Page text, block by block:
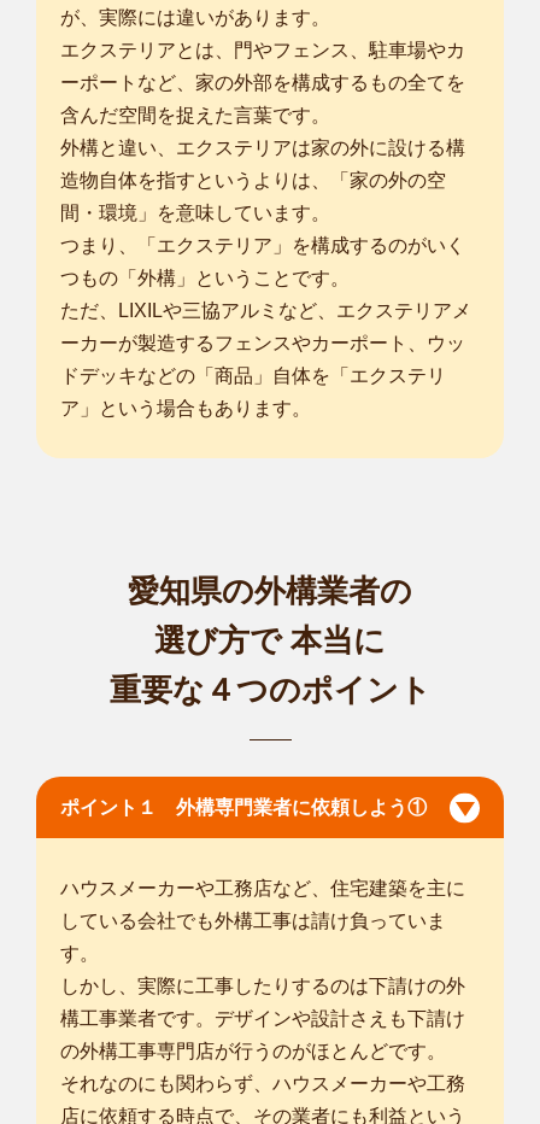
が、実際には違いがあります。
エクステリアとは、門やフェンス、駐車場やカ
ーポートなど、家の外部を構成するもの全てを
含んだ空間を捉えた言葉です。
外構と違い、エクステリアは家の外に設ける構
造物自体を指すというよりは、「家の外の空
間・環境」を意味しています。
つまり、「エクステリア」を構成するのがいく
つもの「外構」ということです。
ただ、LIXILや三協アルミなど、エクステリアメ
ーカーが製造するフェンスやカーポート、ウッ
ドデッキなどの「商品」自体を「エクステリ
ア」という場合もあります。
愛知県の外構業者の
選び方で本当に
重要な４つのポイント
ポイント１ 外構専門業者に依頼しよう①
ハウスメーカーや工務店など、住宅建築を主に
している会社でも外構工事は請け負っていま
す。
しかし、実際に工事したりするのは下請けの外
構工事業者です。デザインや設計さえも下請け
の外構工事専門店が行うのがほとんどです。
それなのにも関わらず、ハウスメーカーや工務
店に依頼する時点で、その業者にも利益という